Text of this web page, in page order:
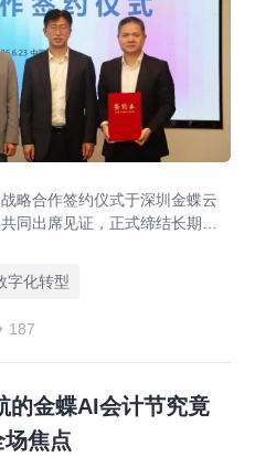
略合作签约仪式于深圳金蝶云
同出席见证，正式缔结长期战
字化转型
187
的金蝶AI会计节究竟
焦点